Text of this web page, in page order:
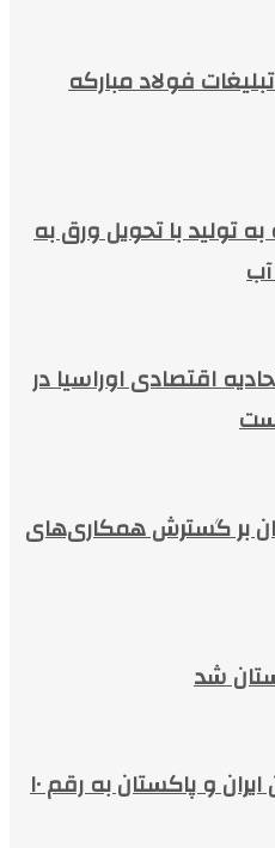
فولاد مبارکه
تولید با تحویل ورق به
اقتصادی اوراسیا در
بر گسترش همکاری‌های
شد
افزایش حجم تجارت بین ایران و پاکستان به رقم ۱۰